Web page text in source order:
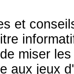
et
de miser
aux jeux